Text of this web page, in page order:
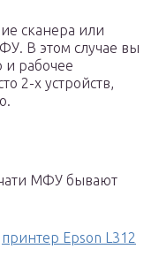
сканера или
В этом случае вы
и рабочее
2-х устройств,
МФУ бывают
принтер Epson L312